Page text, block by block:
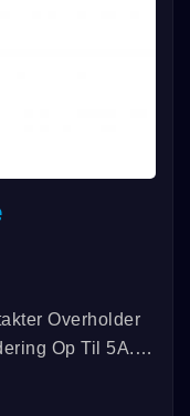
Overholder
Op Til 5A.
Bruger Vandtæt